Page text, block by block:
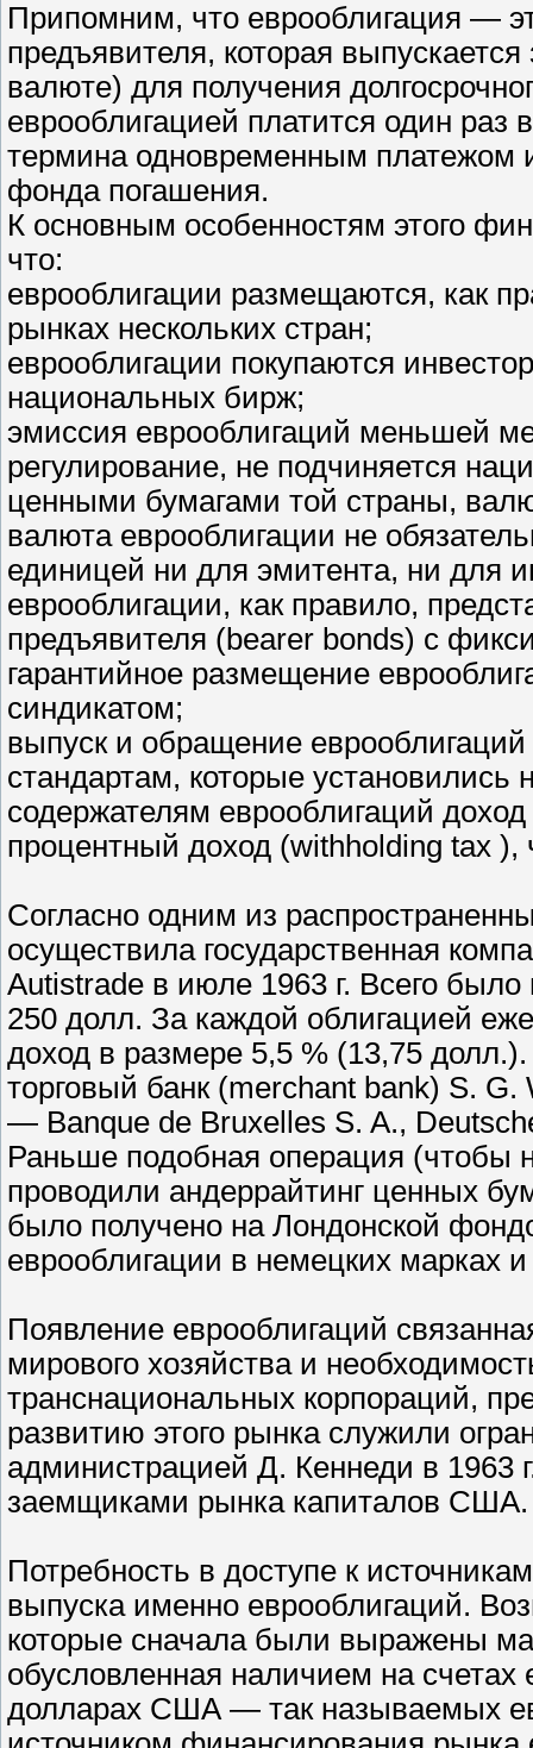
Припомним, что еврооблигация —
предъявителя, которая
валюте) для получения
еврооблигацией платится один раз
термина одновременным платежом
фонда погашения.
К основным особенностям этого
что:
еврооблигации размещаются, как
рынках нескольких стран;
еврооблигации покупаются
национальных бирж;
эмиссия еврооблигаций меньшей
регулирование, не подчиняется
ценными бумагами той страны,
валюта еврооблигации не
единицей ни для эмитента, ни для
еврооблигации, как правило,
предъявителя (bearer bonds) с
гарантийное размещение
синдикатом;
выпуск и обращение
стандартам, которые установились
содержателям еврооблигаций
процентный доход (withholding tax ),
Согласно одним из
осуществила государственная
Autistrade в июле 1963 г. Всего
250 долл. За каждой облигацией
доход в размере 5,5 % (13,75
торговый банк (merchant bank) S.
— Banque de Bruxelles S. A.,
Раньше подобная операция (чтобы
проводили андеррайтинг ценных
было получено на Лондонской
еврооблигации в немецких марках
Появление еврооблигаций
мирового хозяйства и
транснациональных корпораций,
развитию этого рынка служили
администрацией Д. Кеннеди в 1963
заемщиками рынка капиталов США.
Потребность в доступе к
выпуска именно еврооблигаций.
которые сначала были выражены
обусловленная наличием на
долларах США — так называемых